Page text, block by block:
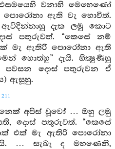
වනාහි මෙහෙණෝ
පොරෝනා ඇති වැ හොවිත්.
ඇවිදින්නාහු දැක ලමු කොට
පතුරුවත්. “කෙසේ නම්
මැ ඇතිරි පොරෝනා ඇති
හොත්හු” දැයි. භික්‍ෂුණීහු
දොස් පතුරුවන ඒ
ඇසූහු.
211
අපිස් වූවෝ … ඔහු ලමු
දොස් පතුරුවත්. “කෙසේ
එක් මැ ඇතිරි පොරෝනා
… සැබෑ ද මහණෙනි,